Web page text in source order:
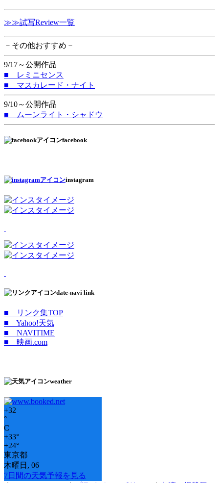
≫≫試写Review一覧
－その他おすすめ－
9/17～公開作品
■ レミニセンス
■ マスカレード・ナイト
9/10～公開作品
■ ムーンライト・シャドウ
facebook
instagram
date-navi link
■ リンク集TOP
■ Yahoo!天気
■ NAVITIME
■ 映画.com
weather
+32
°
C
+33°
+24°
東京都
木曜日, 06
7日間の天気予報を見る